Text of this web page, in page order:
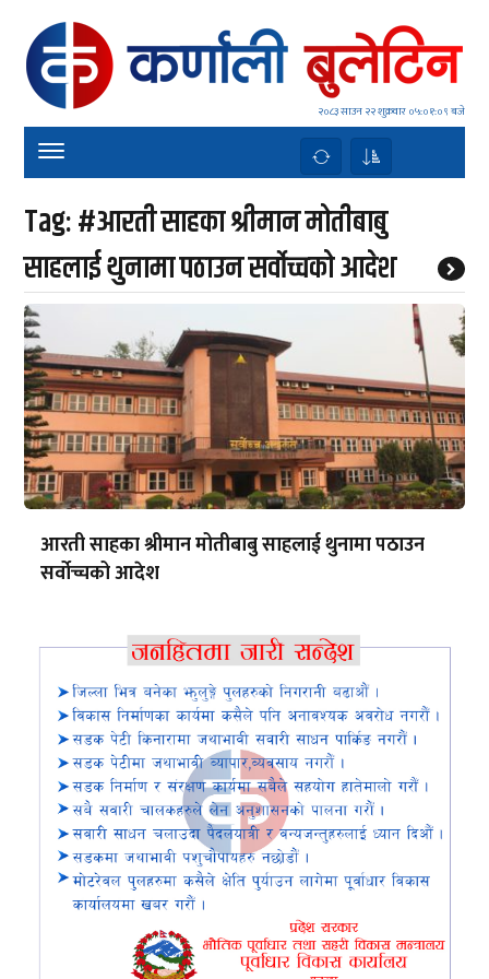
२०८३ साउन २२ शुक्रवार०५:०१:०९ बजे
Tag:#आरती साहका श्रीमान मोतीबाबु
साहलाई थुनामा पठाउन सर्वोच्चको आदेश
आरती साहका श्रीमान मोतीबाबु साहलाई थुनामा पठाउन
सर्वोच्चको आदेश